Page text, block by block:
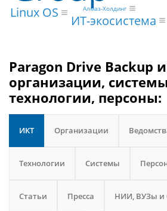
Linux OS ИТ-экосистема
Алмаз-Холдинг
Paragon Drive Backup и
организации,
технологии, персоны:
ИКТ Организации
Технологии Системы
Статьи Пресса НИИ, ВУЗы и